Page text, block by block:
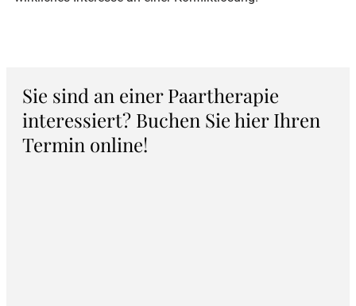
Sie sind an einer Paartherapie
interessiert? Buchen Sie hier Ihren
Termin online!